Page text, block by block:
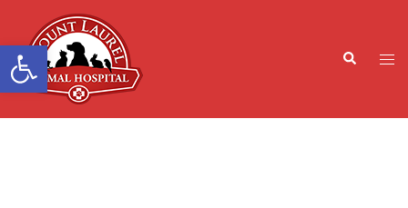
contenido
Buscar
en
Abrir la barra de